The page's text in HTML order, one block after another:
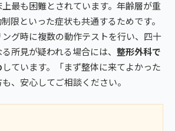
上最も困難とされています。年齢層が重
限といった症状も共通するためです。
グ時に複数の動作テストを行い、四十
所見が疑われる場合には、 整形外科で
しています。「まず整体に来てよかった
、安心してご相談ください。